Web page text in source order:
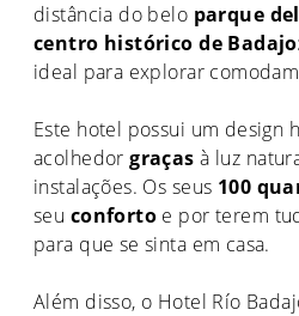
distância do belo parque
centro histórico de
ideal para explorar
Este hotel possui um design
acolhedorgraçasà luz
instalações. Os seus 100
seu conforto e por terem
para que se sinta em casa.
Além disso, o Hotel Río